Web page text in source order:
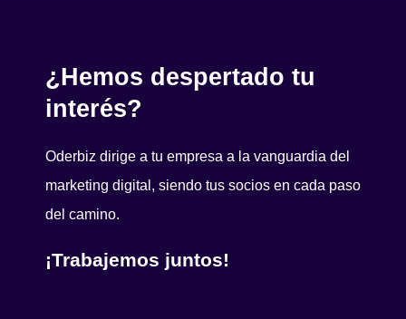
¿Hemos despertado tu
interés?
Oderbiz dirige a tu empresa a la vanguardia del
marketing digital, siendo tus socios en cada paso
del camino.
¡Trabajemos juntos!